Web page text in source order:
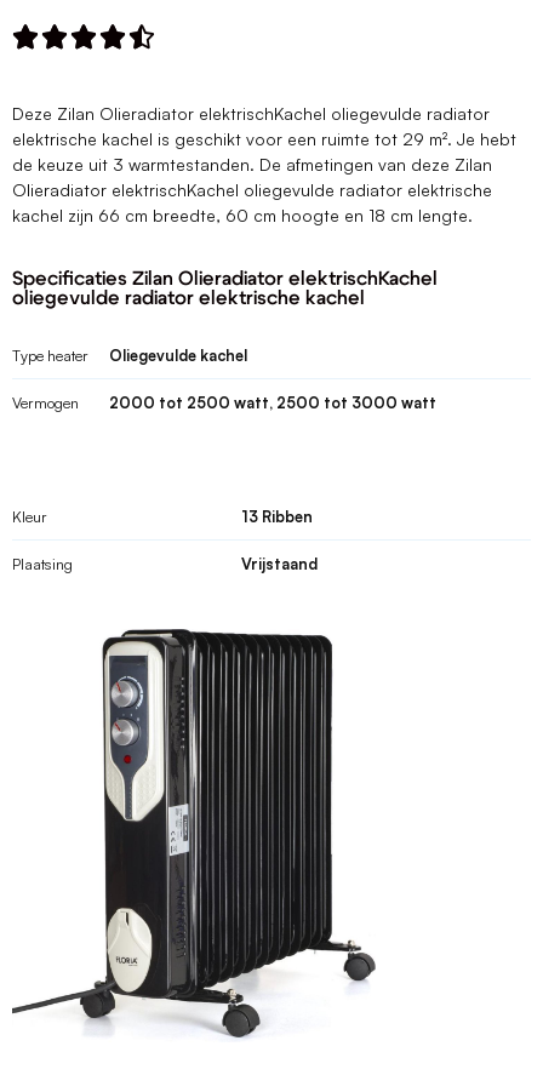

Deze Zilan Olieradiator elektrischKachel oliegevulde radiator
elektrische kachel is geschikt voor een ruimte tot 29 m². Je hebt
de keuze uit 3 warmtestanden. De afmetingen van deze Zilan
Olieradiator elektrischKachel oliegevulde radiator elektrische
kachel zijn 66 cm breedte, 60 cm hoogte en 18 cm lengte.
Specificaties Zilan Olieradiator elektrischKachel
oliegevulde radiator elektrische kachel
Type heater Oliegevulde kachel
Vermogen 2000 tot 2500 watt, 2500 tot 3000 watt
Kleur 13 Ribben
Plaatsing Vrijstaand